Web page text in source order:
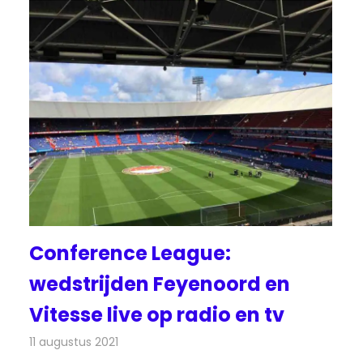
Conference League:
wedstrijden Feyenoord en
Vitesse live op radio en tv
11 augustus 2021